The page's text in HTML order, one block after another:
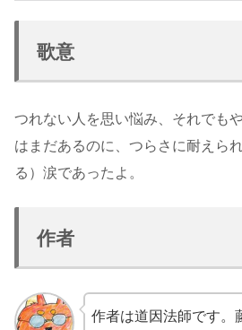
歌意
つれない人を思い悩み、それでも
はまだあるのに、つらさに耐えら
る）涙であったよ。
作者
作者は道因法師です。